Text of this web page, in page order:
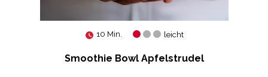
10 Min. leicht
Smoothie Bowl Apfelstrudel